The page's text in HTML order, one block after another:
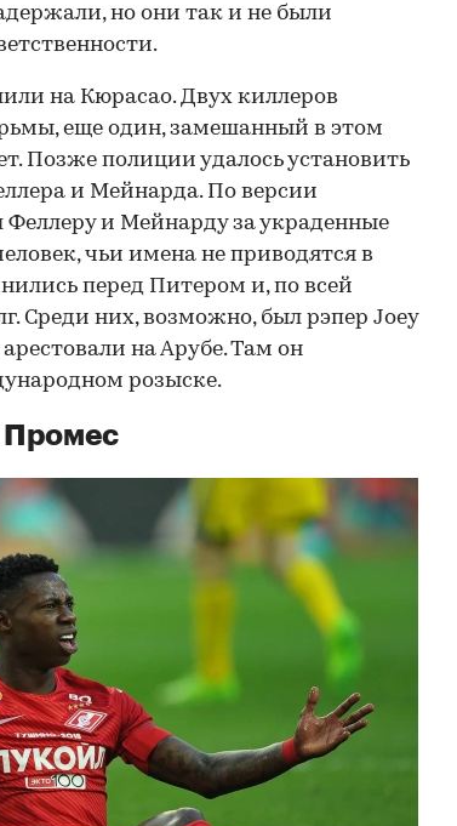
но они так и не были
на Кюрасао. Двух киллеров
еще один, замешанный в этом
Позже полиции удалось установить
и Мейнарда. По версии
Феллеру и Мейнарду за украденные
чьи имена не приводятся в
перед Питером и, по всей
Среди них, возможно, был рэпер Joey
на Арубе. Там он
розыске.
Промес